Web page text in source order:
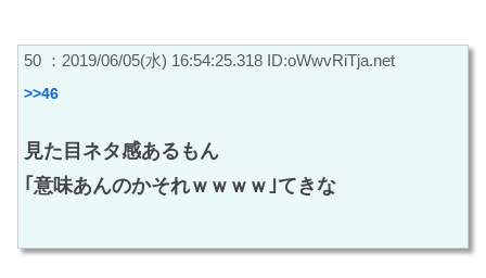
50 ：2019/06/05(水) 16:54:25.318 ID:oWwvRiTja.net
>>46
見た目ネタ感あるもん
｢意味あんのかそれｗｗｗｗ｣てきな